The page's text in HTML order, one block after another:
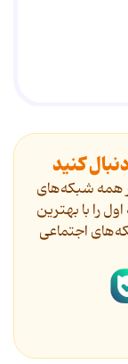
کنید
همه شبکه‌های
را با بهترین
اجتماعی